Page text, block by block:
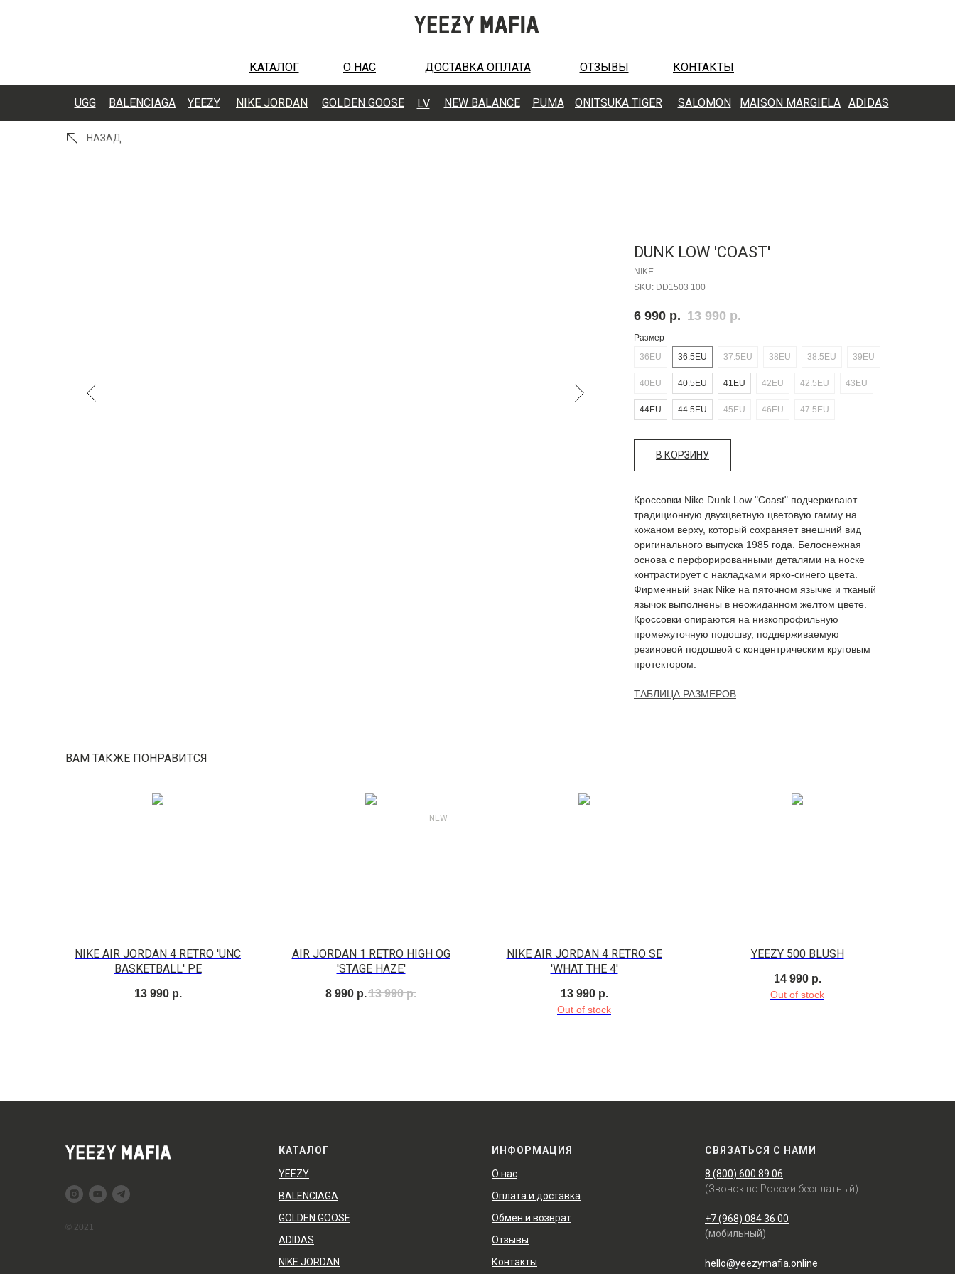
КАТАЛОГ О НАС ДОСТАВКА ОПЛАТА ОТЗЫВЫ КОНТАКТЫ
MAISON MARGIELA
LV
YEEZY ONITSUKA TIGER SALOMON ADIDAS
PUMA
NEW BALANCE
GOLDEN GOOSE
NIKE JORDAN
UGG BALENCIAGA
НАЗАД
DUNK LOW 'COAST'
NIKE
SKU: DD1503 100
6 990 р. 13 990 р.
Размер
36EU
36.5EU 37.5EU 38EU 38.5EU 39EU
40EU 40.5EU 41EU 42EU 42.5EU 43EU
44EU 44.5EU 45EU 46EU 47.5EU
В КОРЗИНУ
Кроссовки Nike Dunk Low "Coast" подчеркивают
традиционную двухцветную цветовую гамму на
кожаном верху, который сохраняет внешний вид
оригинального выпуска 1985 года. Белоснежная
основа с перфорированными деталями на носке
контрастирует с накладками ярко-синего цвета.
Фирменный знак Nike на пяточном язычке и тканый
язычок выполнены в неожиданном желтом цвете.
Кроссовки опираются на низкопрофильную
промежуточную подошву, поддерживаемую
резиновой подошвой с концентрическим круговым
протектором.
ТАБЛИЦА РАЗМЕРОВ
ВАМ ТАКЖЕ ПОНРАВИТСЯ
NIKE AIR JORDAN 4 RETRO 'UNC
BASKETBALL' PE
13 990 р.
NEW
AIR JORDAN 1 RETRO HIGH OG
'STAGE HAZE'
8 990 р.13 990 р.
NIKE AIR JORDAN 4 RETRO SE
'WHAT THE 4'
13 990 р.
Out of stock
YEEZY 500 BLUSH
14 990 р.
Out of stock
© 2021
КАТАЛОГ
YEEZY
BALENCIAGA
GOLDEN GOOSE
ADIDAS
NIKE JORDAN
ИНФОРМАЦИЯ
О нас
Оплата и доставка
Обмен и возврат
Отзывы
Контакты
СВЯЗАТЬСЯ С НАМИ
8 (800) 600 89 06
(Звонок по России бесплатный)
+7 (968) 084 36 00
(мобильный)
hello@yeezymafia.online